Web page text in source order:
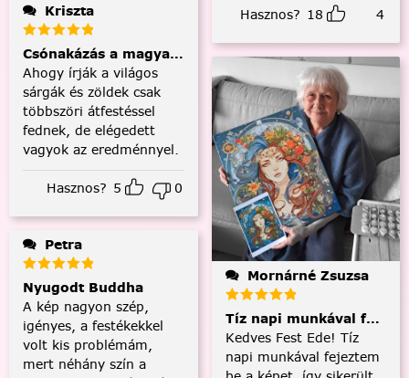
Kriszta
Csónakázás a magyar tengeren
Ahogy írják a világos
sárgák és zöldek csak
többszöri átfestéssel
fednek, de elégedett
vagyok az eredménnyel.
Hasznos? 5 0
Petra
Nyugodt Buddha
A kép nagyon szép,
igényes, a festékekkel
volt kis problémám,
mert néhány szín a
Hasznos? 18 4
Mornárné Zsuzsa
Tíz napi munkával
Kedves Fest Ede! Tíz
napi munkával fejeztem